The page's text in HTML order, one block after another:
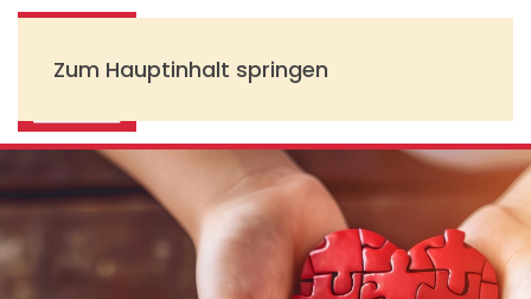
Zum Hauptinhalt springen